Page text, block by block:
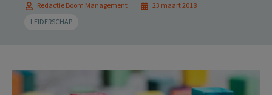
Redactie Boom Management
23 maart 2018
LEIDERSCHAP